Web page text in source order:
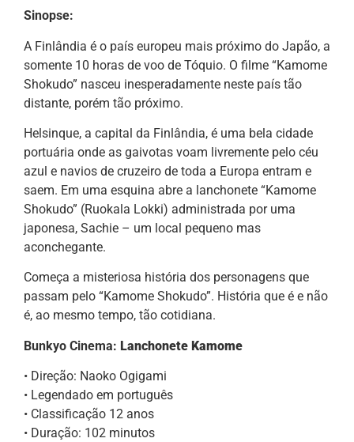
Sinopse:
A Finlândia é o país europeu mais próximo do Japão, a
somente 10 horas de voo de Tóquio. O filme “Kamome
Shokudo” nasceu inesperadamente neste país tão
distante, porém tão próximo.
Helsinque, a capital da Finlândia, é uma bela cidade
portuária onde as gaivotas voam livremente pelo céu
azul e navios de cruzeiro de toda a Europa entram e
saem. Em uma esquina abre a lanchonete “Kamome
Shokudo” (Ruokala Lokki) administrada por uma
japonesa, Sachie – um local pequeno mas
aconchegante.
Começa a misteriosa história dos personagens que
passam pelo “Kamome Shokudo”. História que é e não
é, ao mesmo tempo, tão cotidiana.
Bunkyo Cinema: Lanchonete Kamome
• Direção: Naoko Ogigami
• Legendado em português
• Classificação 12 anos
• Duração: 102 minutos